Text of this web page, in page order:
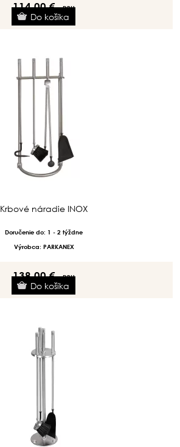
114.00 €s DPH
Krbové náradie INOX
Doručenie do: 1 - 2 týždne
Výrobca: PARKANEX
138.00 €s DPH